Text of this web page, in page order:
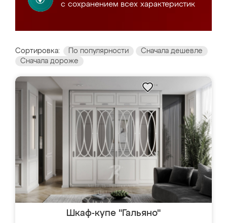
с сохранением всех характеристик
Сортировка: По популярности
Сначала дешевле
Сначала дороже
Шкаф-купе "Гальяно"